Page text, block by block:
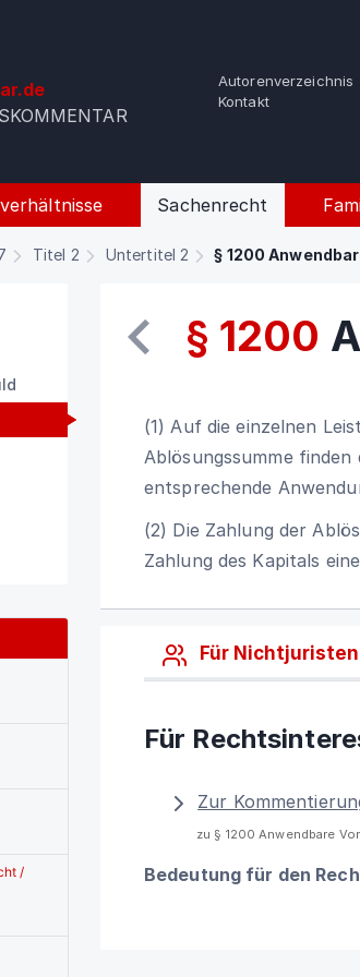
Autorenverzeichnis
Kontakt
Sachenrecht
Titel 2 Untertitel 2 § 1200
§ 1200
(1) Auf die einzelnen
Ablösungssumme
entsprechende
(2) Die Zahlung der
Zahlung des Kapitals
Für Nichtjuristen
Für
Zur
zu § 1200 Anwendbare
Bedeutung für den